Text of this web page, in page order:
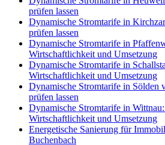
prüfen lassen
Dynamische Stromtarife in
prüfen lassen
Dynamische Stromtarife in
Wirtschaftlichkeit und Umsetzung
Dynamische Stromtarife in
Wirtschaftlichkeit und Umsetzung
Dynamische Stromtarife in Sölden
prüfen lassen
Dynamische Stromtarife in
Wirtschaftlichkeit und Umsetzung
Energetische Sanierung für
Buchenbach